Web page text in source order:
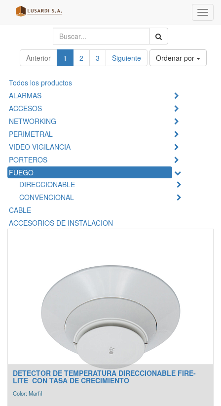
Menú
de
Anterior 1 2 3 Siguiente Ordenar por
Todos los productos
ALARMAS
ACCESOS
NETWORKING
PERIMETRAL
VIDEO VIGILANCIA
PORTEROS
FUEGO
DIRECCIONABLE
CONVENCIONAL
CABLE
ACCESORIOS DE INSTALACION
DETECTOR DE TEMPERATURA DIRECCIONABLE FIRE-
LITE CON TASA DE CRECIMIENTO
Color: Marfil